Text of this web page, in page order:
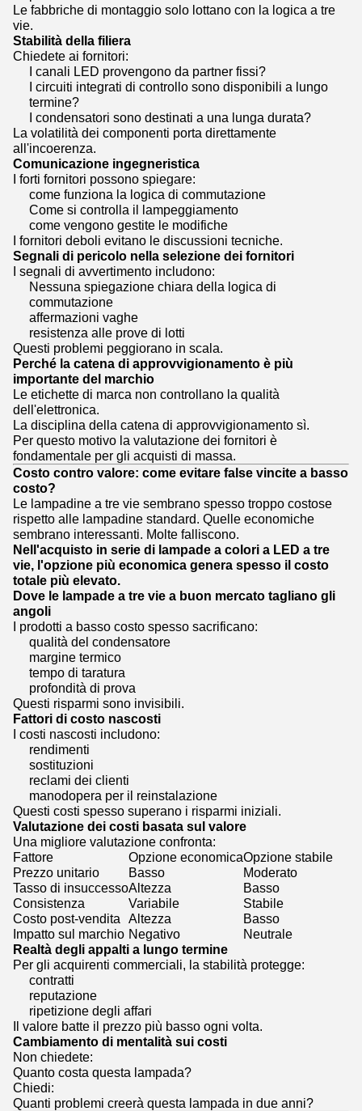
Le fabbriche di montaggio solo lottano con la logica a tre
vie.
Stabilità della filiera
Chiedete ai fornitori:
I canali LED provengono da partner fissi?
I circuiti integrati di controllo sono disponibili a lungo
termine?
I condensatori sono destinati a una lunga durata?
La volatilità dei componenti porta direttamente
all'incoerenza.
Comunicazione ingegneristica
I forti fornitori possono spiegare:
come funziona la logica di commutazione
Come si controlla il lampeggiamento
come vengono gestite le modifiche
I fornitori deboli evitano le discussioni tecniche.
Segnali di pericolo nella selezione dei fornitori
I segnali di avvertimento includono:
Nessuna spiegazione chiara della logica di
commutazione
affermazioni vaghe
resistenza alle prove di lotti
Questi problemi peggiorano in scala.
Perché la catena di approvvigionamento è più
importante del marchio
Le etichette di marca non controllano la qualità
dell'elettronica.
La disciplina della catena di approvvigionamento sì.
Per questo motivo la valutazione dei fornitori è
fondamentale per gli acquisti di massa.
Costo contro valore: come evitare false vincite a basso
costo?
Le lampadine a tre vie sembrano spesso troppo costose
rispetto alle lampadine standard. Quelle economiche
sembrano interessanti. Molte falliscono.
Nell'acquisto in serie di lampade a colori a LED a tre
vie, l'opzione più economica genera spesso il costo
totale più elevato.
Dove le lampade a tre vie a buon mercato tagliano gli
angoli
I prodotti a basso costo spesso sacrificano:
qualità del condensatore
margine termico
tempo di taratura
profondità di prova
Questi risparmi sono invisibili.
Fattori di costo nascosti
I costi nascosti includono:
rendimenti
sostituzioni
reclami dei clienti
manodopera per il reinstalazione
Questi costi spesso superano i risparmi iniziali.
Valutazione dei costi basata sul valore
Una migliore valutazione confronta:
Fattore
Opzione economicaOpzione stabile
Prezzo unitario
Basso
Moderato
Tasso di insuccessoAltezza
Basso
Consistenza
Variabile
Stabile
Costo post-vendita
Altezza
Basso
Impatto sul marchio Negativo
Neutrale
Realtà degli appalti a lungo termine
Per gli acquirenti commerciali, la stabilità protegge:
contratti
reputazione
ripetizione degli affari
Il valore batte il prezzo più basso ogni volta.
Cambiamento di mentalità sui costi
Non chiedete:
Quanto costa questa lampada?
Chiedi:
Quanti problemi creerà questa lampada in due anni?